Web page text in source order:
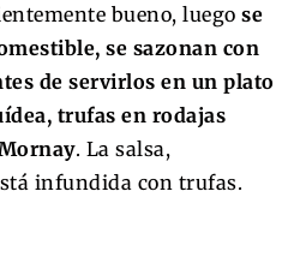
bueno, luego se
se sazonan con
de servirlos en un plato
trufas en rodajas
. La salsa,
infundida con trufas.